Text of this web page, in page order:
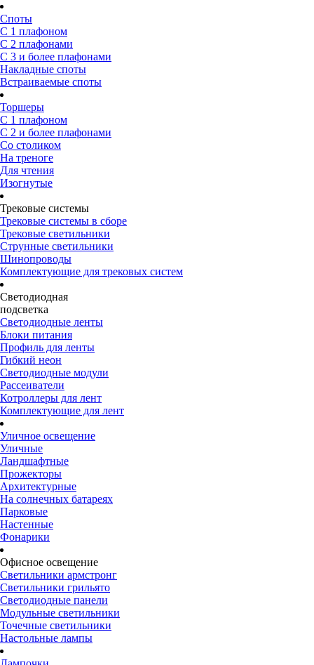
Споты
С 1 плафоном
С 2 плафонами
С 3 и более плафонами
Накладные споты
Встраиваемые споты
Торшеры
С 1 плафоном
С 2 и более плафонами
Со столиком
На треноге
Для чтения
Изогнутые
Трековые системы
Трековые системы в сборе
Трековые светильники
Струнные светильники
Шинопроводы
Комплектующие для трековых систем
Светодиодная
подсветка
Светодиодные ленты
Блоки питания
Профиль для ленты
Гибкий неон
Светодиодные модули
Рассеиватели
Котроллеры для лент
Комплектующие для лент
Уличное освещение
Уличные
Ландшафтные
Прожекторы
Архитектурные
На солнечных батареях
Парковые
Настенные
Фонарики
Офисное освещение
Светильники армстронг
Светильники грильято
Светодиодные панели
Модульные светильники
Точечные светильники
Настольные лампы